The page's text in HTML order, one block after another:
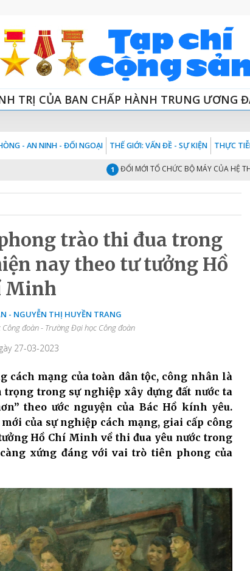
TRỊ CỦA BAN CHẤP HÀNH TRUNG ƯƠNG
- AN NINH - ĐỐI NGOẠI THẾ GIỚI: VẤN ĐỀ - SỰ KIỆN THỰC
ĐỔI MỚI TỔ CHỨC BỘ MÁY CỦA HỆ
trào thi đua trong
nay theo tư tưởng Hồ
Minh
- NGUYỄN THỊ HUYỀN TRANG
đoàn - Trường Đại học Công đoàn
27-03-2023
cách mạng của toàn dân tộc, công nhân là
trọng trong sự nghiệp xây dựng đất nước ta
theo ước nguyện của Bác Hồ kính yêu.
của sự nghiệp cách mạng, giai cấp công
Hồ Chí Minh về thi đua yêu nước trong
xứng đáng với vai trò tiên phong của